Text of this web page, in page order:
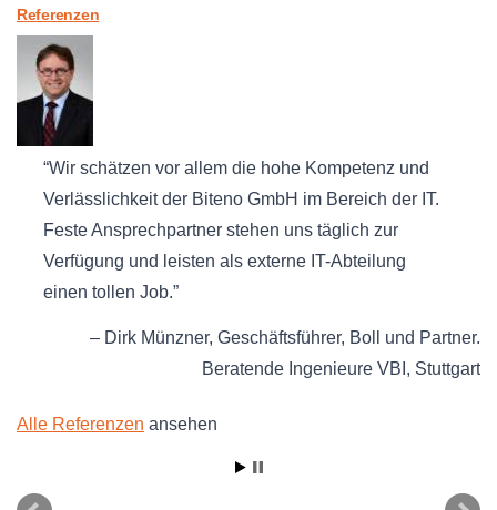
Referenzen
Wir schätzen vor allem die hohe Kompetenz und
Verlässlichkeit der Biteno GmbH im Bereich der IT.
Feste Ansprechpartner stehen uns täglich zur
Verfügung und leisten als externe IT-Abteilung
einen tollen Job.
Dirk Münzner Geschäftsführer Boll und Partner.
Beratende Ingenieure VBI
Stuttgart
Alle Referenzen ansehen